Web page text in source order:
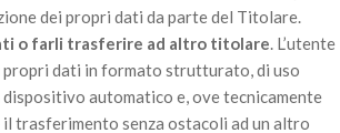
dei propri dati da parte del Titolare.
o farli trasferire ad altro titolare. L’utente
dati in formato strutturato, di uso
dispositivo automatico e, ove tecnicamente
trasferimento senza ostacoli ad un altro